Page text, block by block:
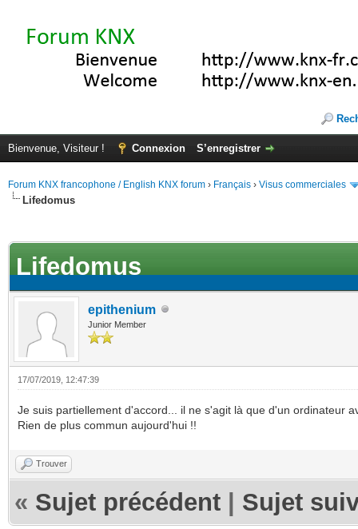
Bienvenue, Visiteur ! Connexion S’enregistrer
Forum KNX francophone / English KNX forum › Français › Visus commerciales
Lifedomus
Lifedomus
epithenium
Junior Member
17/07/2019, 12:47:39
Je suis partiellement d'accord... il ne s'agit là que d'un ordinateur
Rien de plus commun aujourd'hui !!
Trouver
« Sujet précédent Sujet